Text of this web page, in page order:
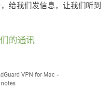
给我们发信息，让我们听到
的通讯
VPN for Mac
notes